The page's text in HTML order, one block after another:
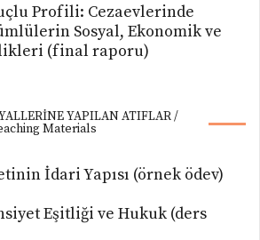
Profili: Cezaevlerinde
Sosyal, Ekonomik ve
(final raporu)
YAPILAN ATIFLAR /
Materials
İdari Yapısı (örnek ödev)
Eşitliği ve Hukuk (ders